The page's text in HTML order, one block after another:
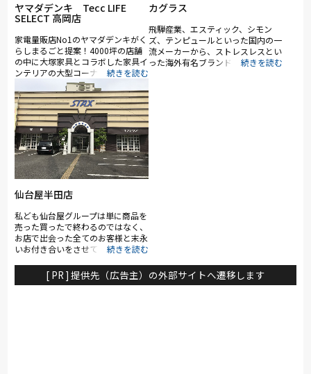
ヤマダデンキ Tecc LIFE
SELECT 高岡店
家電量販店No1のヤマダデンキがく
らしまるごと提案！4000坪の店舗
の中に大塚家具とコラボした家具イ
ンテリアの大型コーナー（約1,000
坪）を展開。ソファ・ベッド・ダイ
ニングなど地域最大級の品揃え。
「体感・体験」をコンセプトに、リ
ーズナブルなお買い得品からカリモ
ク、シモンズ、ポルトローナ・フラ
ウなど国内外の有名ブランドも多数
展示。特に電動リクライニングソフ
ァや電動ベッドは地域最大級の充実
のラインナップ。大塚家具のスタッ
性のあるスタッフが在籍し、お客様
でご来店をお待ち致しております。
カグラス
飛騨産業、エスティック、シモン
ズ、テンピュールといった国内の一
流メーカーから、ストレスレスとい
った海外有名ブランドまで、デザイ
仙台屋半田店
私ども仙台屋グループは単に商品を
売った買ったで終わるのではなく、
お店で出会った全てのお客様と末永
いお付き合いをさせていただける
護用品の販売からレンタルまで幅広
く事業展開しております。「ゆりか
[ PR ] 提供先（広告主）の外部サイトへ遷移します